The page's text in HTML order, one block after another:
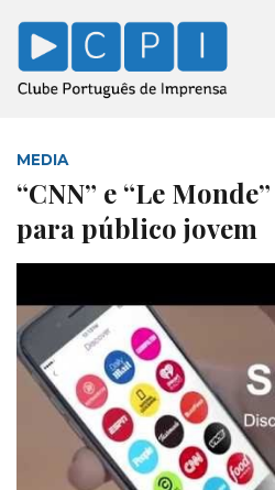
MEDIA
“CNN” e “Le
para público jovem